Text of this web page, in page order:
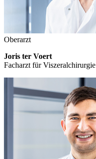
Oberarzt
Joris ter Voert
Facharzt für Viszeralchirurgie